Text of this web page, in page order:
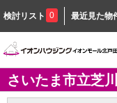
検討リスト 0 最近見た物
さいたま市立芝